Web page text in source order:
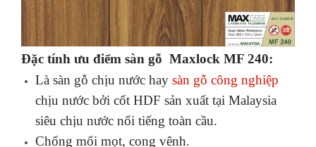
Đặc tính ưu điểm sàn gỗ Maxlock MF 240:
Là sàn gỗ chịu nước hay sàn gỗ công nghiệp
chịu nước bởi cốt HDF sản xuất tại Malaysia
siêu chịu nước nổi tiếng toàn cầu.
Chống mối mọt, cong vênh.